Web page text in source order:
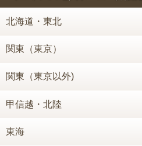
北海道・東北
関東（東京）
関東（東京以外)
甲信越・北陸
東海